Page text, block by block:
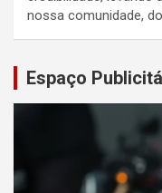
nossa comunidade,
Espaço